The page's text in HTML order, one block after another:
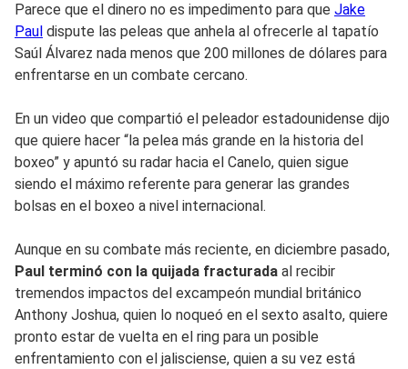
Parece que el dinero no es impedimento para que Jake
Paul dispute las peleas que anhela al ofrecerle al tapatío
Saúl Álvarez nada menos que 200 millones de dólares para
enfrentarse en un combate cercano.
En un video que compartió el peleador estadounidense dijo
que quiere hacer “la pelea más grande en la historia del
boxeo” y apuntó su radar hacia el Canelo, quien sigue
siendo el máximo referente para generar las grandes
bolsas en el boxeo a nivel internacional.
Aunque en su combate más reciente, en diciembre pasado,
Paul terminó con la quijada fracturada al recibir
tremendos impactos del excampeón mundial británico
Anthony Joshua, quien lo noqueó en el sexto asalto, quiere
pronto estar de vuelta en el ring para un posible
enfrentamiento con el jalisciense, quien a su vez está